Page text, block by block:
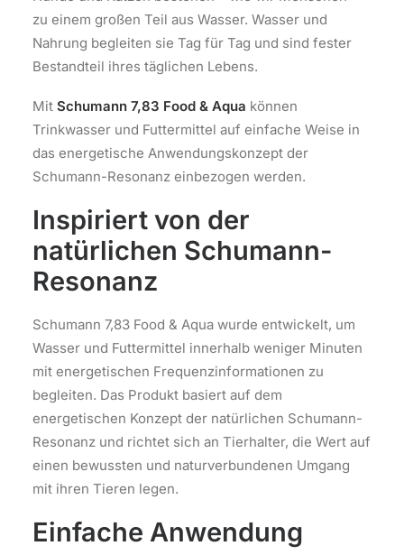
zu einem großen Teil aus Wasser. Wasser und
Nahrung begleiten sie Tag für Tag und sind fester
Bestandteil ihres täglichen Lebens.
Mit Schumann 7,83 Food & Aqua können
Trinkwasser und Futtermittel auf einfache Weise in
das energetische Anwendungskonzept der
Schumann-Resonanz einbezogen werden.
Inspiriert von der
natürlichen Schumann-
Resonanz
Schumann 7,83 Food & Aqua wurde entwickelt, um
Wasser und Futtermittel innerhalb weniger Minuten
mit energetischen Frequenzinformationen zu
begleiten. Das Produkt basiert auf dem
energetischen Konzept der natürlichen Schumann-
Resonanz und richtet sich an Tierhalter, die Wert auf
einen bewussten und naturverbundenen Umgang
mit ihren Tieren legen.
Einfache Anwendung